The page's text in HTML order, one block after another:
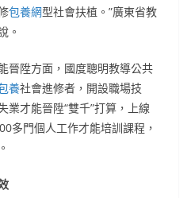
包養網型社會扶植。”廣東省教
。
晉陞方面，國度聰明教導公共
養社會進修者，開設職場技
業才能晉陞“雙千”打算，上線
多門個人工作才能培訓課程，